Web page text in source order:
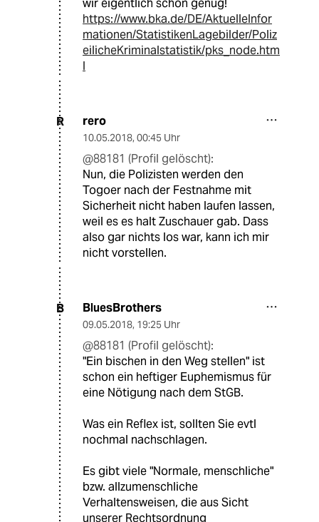
wir eigentlich schon genug!
https://www.bka.de/DE/AktuelleInfor
mationen/StatistikenLagebilder/Poliz
eilicheKriminalstatistik/pks_node.htm
l
R rero
10.05.2018, 00:45 Uhr
@88181 (Profil gelöscht):
Nun, die Polizisten werden den
Togoer nach der Festnahme mit
Sicherheit nicht haben laufen lassen,
weil es es halt Zuschauer gab. Dass
also gar nichts los war, kann ich mir
nicht vorstellen.
B BluesBrothers
09.05.2018, 19:25 Uhr
@88181 (Profil gelöscht):
"Ein bischen in den Weg stellen" ist
schon ein heftiger Euphemismus für
eine Nötigung nach dem StGB.
Was ein Reflex ist, sollten Sie evtl
nochmal nachschlagen.
Es gibt viele "Normale, menschliche"
bzw. allzumenschliche
Verhaltensweisen, die aus Sicht
unserer Rechtsordnung